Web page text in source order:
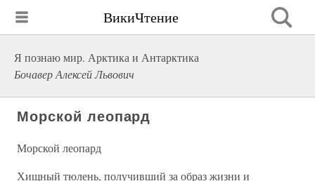
ВикиЧтение
Я познаю мир. Арктика и Антарктика
Бочавер Алексей Львович
Морской леопард
Морской леопард
Хищный тюлень, получивший за образ жизни и